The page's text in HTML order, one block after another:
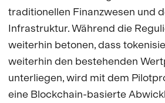
traditionellen Finanzwesen und
Infrastruktur. Während die
weiterhin betonen, dass
weiterhin den bestehenden
unterliegen, wird mit dem
eine Blockchain-basierte